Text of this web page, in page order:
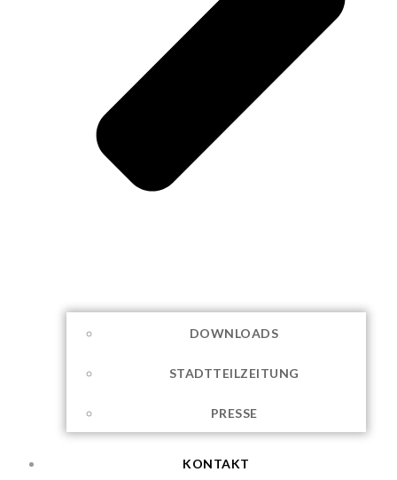
DOWNLOADS
STADTTEILZEITUNG
PRESSE
KONTAKT